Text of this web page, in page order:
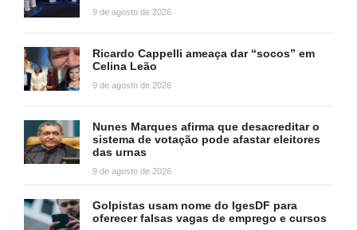
9 de agosto de 2026
Ricardo Cappelli ameaça dar “socos” em
Celina Leão
9 de agosto de 2026
Nunes Marques afirma que desacreditar o
sistema de votação pode afastar eleitores
das urnas
9 de agosto de 2026
Golpistas usam nome do IgesDF para
oferecer falsas vagas de emprego e cursos